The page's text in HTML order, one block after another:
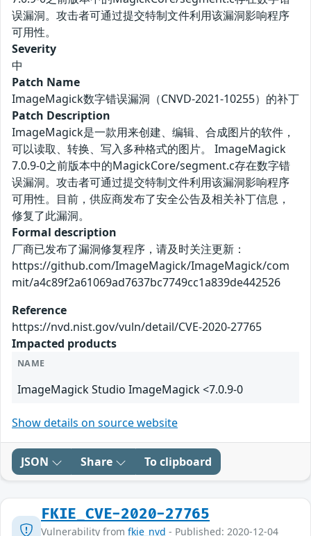
误漏洞。攻击者可通过提交特制文件利用该漏洞影响程序
可用性。
Severity
中
Patch Name
ImageMagick数字错误漏洞（CNVD-2021-10255）的补丁
Patch Description
ImageMagick是一款用来创建、编辑、合成图片的软件，
可以读取、转换、写入多种格式的图片。 ImageMagick
7.0.9-0之前版本中的MagickCore/segment.c存在数字错
误漏洞。攻击者可通过提交特制文件利用该漏洞影响程序
可用性。目前，供应商发布了安全公告及相关补丁信息，
修复了此漏洞。
Formal description
厂商已发布了漏洞修复程序，请及时关注更新：
https://github.com/ImageMagick/ImageMagick/com
mit/a4c89f2a61069ad7637bc7749cc1a839de442526
Reference
https://nvd.nist.gov/vuln/detail/CVE-2020-27765
Impacted products
NAME
ImageMagick Studio ImageMagick <7.0.9-0
Show details on source website
JSON Share To clipboard
FKIE_CVE-2020-27765
Vulnerability from fkie_nvd - Published: 2020-12-04